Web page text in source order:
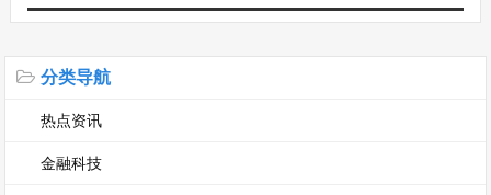
分类导航
热点资讯
金融科技